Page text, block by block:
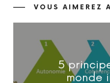
VOUS AIMEREZ
5
monde